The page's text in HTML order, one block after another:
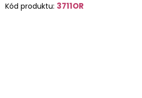
Kód produktu: 3711OR